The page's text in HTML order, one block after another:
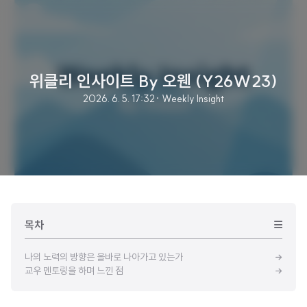
위클리 인사이트 By 오웬 (Y26W23)
2026. 6. 5. 17:32 · Weekly Insight
목차
나의 노력의 방향은 올바로 나아가고 있는가
교우 멘토링을 하며 느낀 점